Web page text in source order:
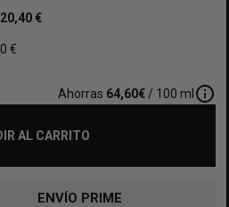
20,40 €
€
Ahorras 64,60€ / 100 mlinfo_outline
AL CARRITO
ENVÍO PRIME